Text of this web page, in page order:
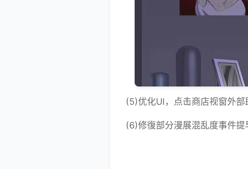
(5)优化UI，点击商店视窗外部
(6)修復部分漫展混乱度事件提